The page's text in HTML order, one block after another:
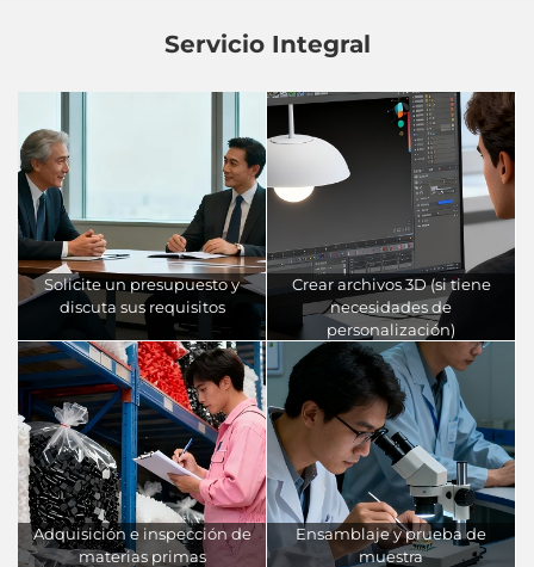
Servicio Integral
Solicite un presupuesto y
discuta sus requisitos
Crear archivos 3D (si tiene
necesidades de
personalización)
Adquisición e inspección de
materias primas
Ensamblaje y prueba de
muestra